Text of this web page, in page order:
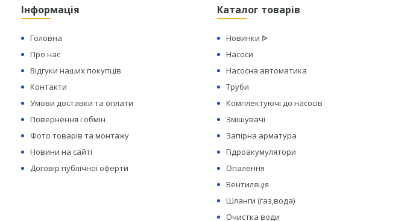
Інформація
Головна
Про нас
Відгуки наших покупців
Контакти
Умови доставки та оплати
Повернення і обмін
Фото товарів та монтажу
Новини на сайті
Договір публічної оферти
Каталог товарів
Новинки ᐉ
Насоси
Насосна автоматика
Труби
Комплектуючі до насосів
Змішувачі
Запірна арматура
Гідроакумулятори
Опалення
Вентиляція
Шланги (газ,вода)
Очистка води